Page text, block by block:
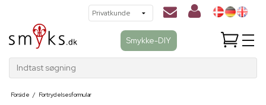
Smykke-DIY
Indtast søgning
Forside / Fortrydelsesformular